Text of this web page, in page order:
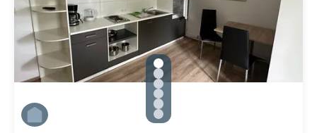
gallery.slide_selector
Zu Slide 1 wechseln
Zu Slide 2 wechseln
Zu Slide 3 wechseln
Zu Slide 4 wechseln
Zu Slide 5 wechseln
Zu Slide 6 wechseln